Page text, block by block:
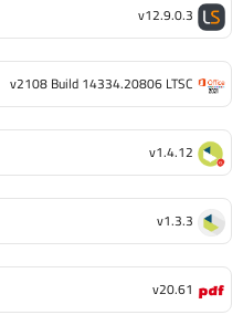
v12.9.0.3
v2108 Build 14334.20806 LTSC
v1.4.12
v1.3.3
v20.61